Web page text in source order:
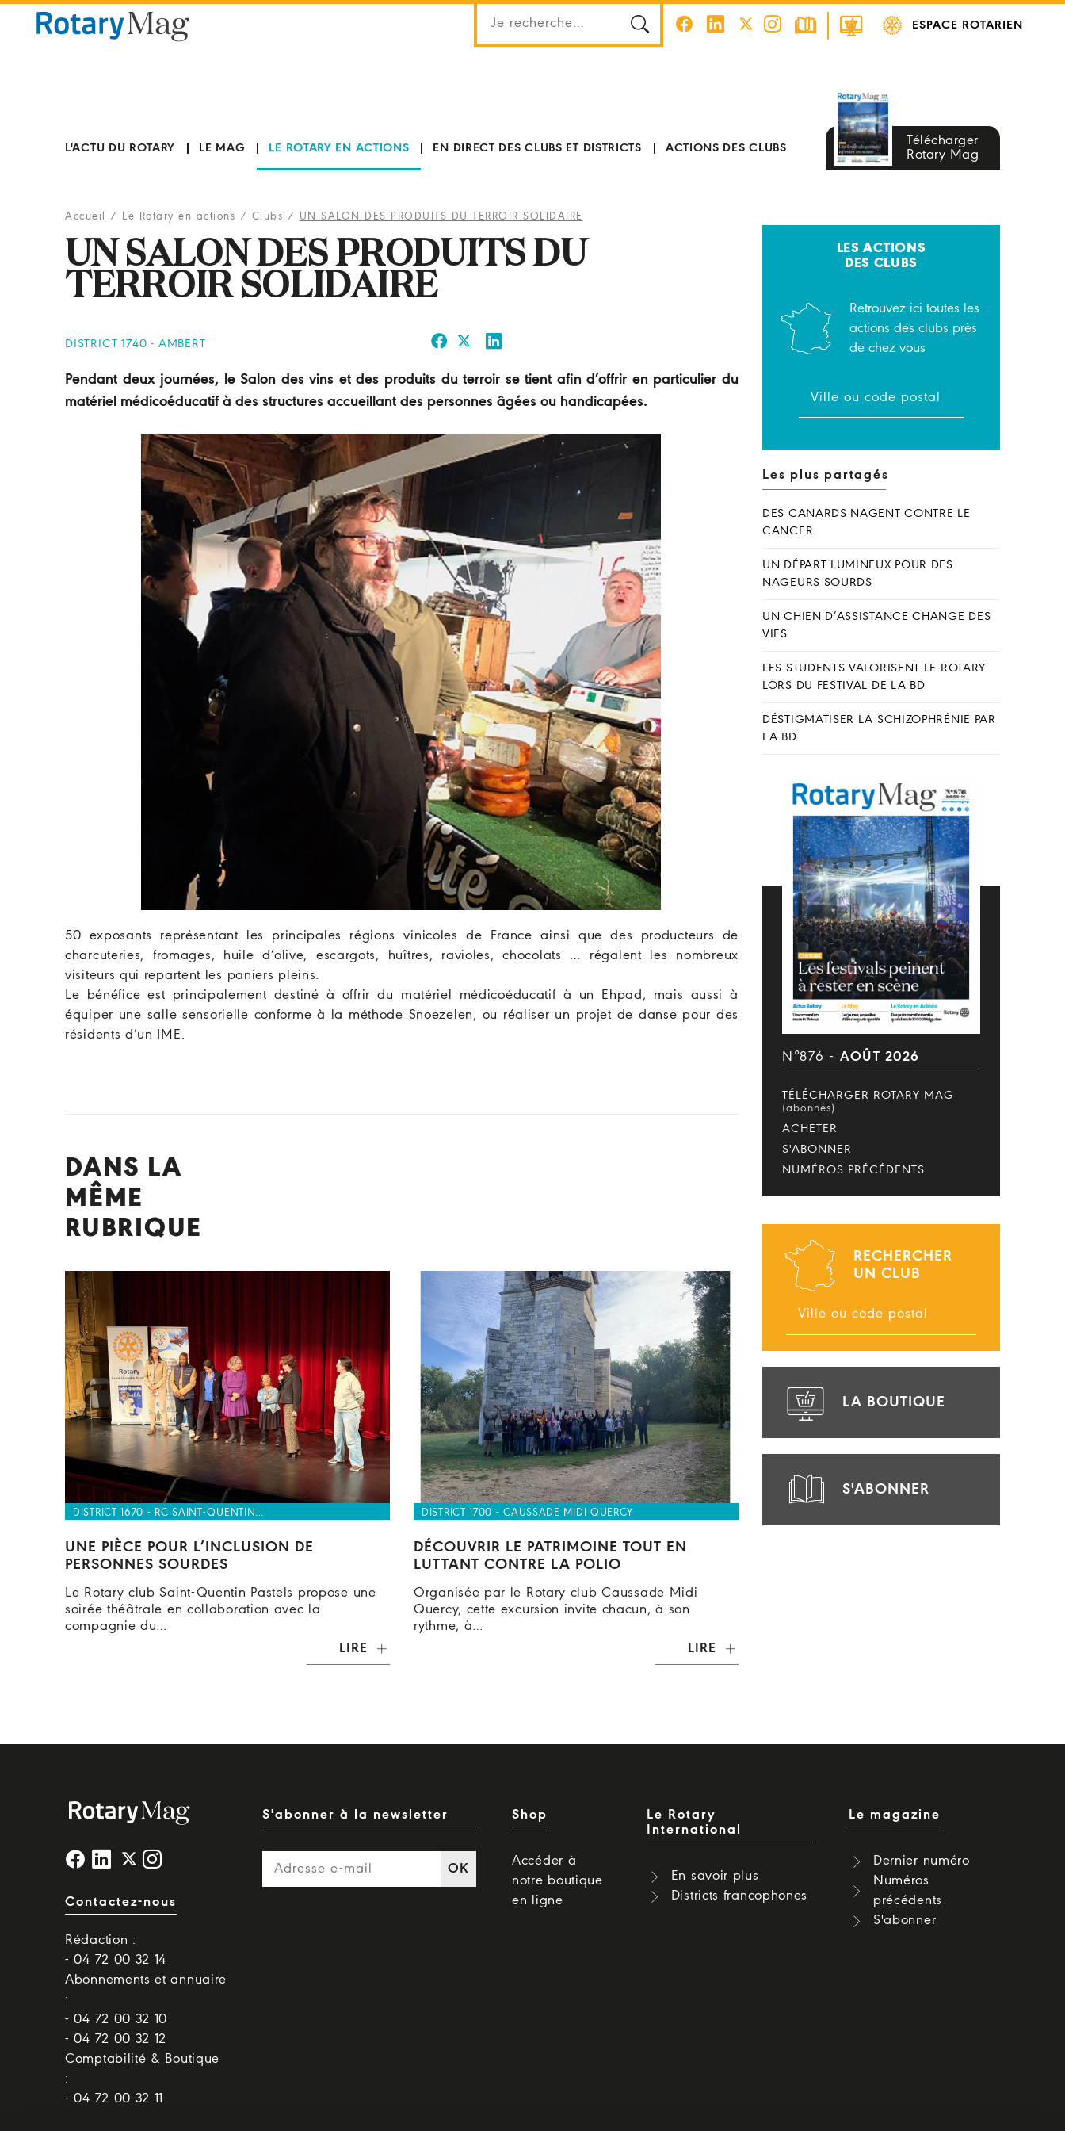
ESPACE ROTARIEN
L'ACTU DU ROTARY LE MAG LE ROTARY EN ACTIONS EN DIRECT DES CLUBS ET DISTRICTS ACTIONS DES CLUBS
Télécharger
Rotary Mag
Accueil / Le Rotary en actions / Clubs / UN SALON DES PRODUITS DU TERROIR SOLIDAIRE
UN SALON DES PRODUITS DU
TERROIR SOLIDAIRE
DISTRICT 1740 - AMBERT
Pendant deux journées, le Salon des vins et des produits du terroir se tient afin d’offrir en particulier du
matériel médicoéducatif à des structures accueillant des personnes âgées ou handicapées.
50 exposants représentant les principales régions vinicoles de France ainsi que des producteurs de
charcuteries, fromages, huile d’olive, escargots, huîtres, ravioles, chocolats … régalent les nombreux
visiteurs qui repartent les paniers pleins.
Le bénéfice est principalement destiné à offrir du matériel médicoéducatif à un Ehpad, mais aussi à
équiper une salle sensorielle conforme à la méthode Snoezelen, ou réaliser un projet de danse pour des
résidents d’un IME.
DANS LA
MÊME
RUBRIQUE
DISTRICT 1670 - RC SAINT-QUENTIN…
UNE PIÈCE POUR L’INCLUSION DE
PERSONNES SOURDES
Le Rotary club Saint-Quentin Pastels propose une
soirée théâtrale en collaboration avec la
compagnie du…
LIRE
DISTRICT 1700 - CAUSSADE MIDI QUERCY
DÉCOUVRIR LE PATRIMOINE TOUT EN
LUTTANT CONTRE LA POLIO
Organisée par le Rotary club Caussade Midi
Quercy, cette excursion invite chacun, à son
rythme, à…
LIRE
LES ACTIONS
DES CLUBS
Retrouvez ici toutes les
actions des clubs près
de chez vous
Les plus partagés
DES CANARDS NAGENT CONTRE LE
CANCER
UN DÉPART LUMINEUX POUR DES
NAGEURS SOURDS
UN CHIEN D’ASSISTANCE CHANGE DES
VIES
LES STUDENTS VALORISENT LE ROTARY
LORS DU FESTIVAL DE LA BD
DÉSTIGMATISER LA SCHIZOPHRÉNIE PAR
LA BD
N°876 - AOÛT 2026
TÉLÉCHARGER ROTARY MAG
(abonnés)
ACHETER
S'ABONNER
NUMÉROS PRÉCÉDENTS
RECHERCHER
UN CLUB
LA BOUTIQUE
S'ABONNER
Contactez-nous
Rédaction :
- 04 72 00 32 14
Abonnements et annuaire
:
- 04 72 00 32 10
- 04 72 00 32 12
Comptabilité & Boutique
:
- 04 72 00 32 11
S'abonner à la newsletter
OK
Shop
Accéder à
notre boutique
en ligne
Le Rotary
International
En savoir plus
Districts francophones
Le magazine
Dernier numéro
Numéros
précédents
S'abonner
Panneau de gestion des cookies